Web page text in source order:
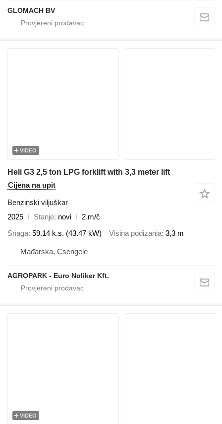
GLOMACH BV
VIDEO
Heli G3 2,5 ton LPG forklift with 3,3 meter lift
Cijena na upit
Benzinski viljuškar
2025
Stanje novi
2 m/č
Snaga 59.14 k.s. (43.47 kW) Visina podizanja 3,3 m
Mađarska, Csengele
AGROPARK - Euro Noliker Kft.
VIDEO